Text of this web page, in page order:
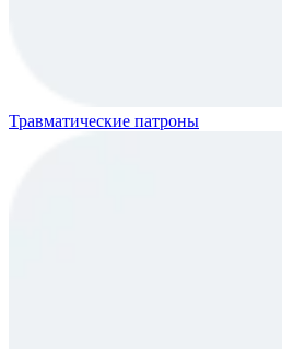
Травматические патроны